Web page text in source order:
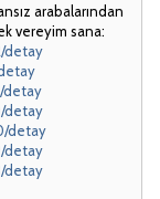
arabalarından
vereyim sana:
detay
detay
detay
detay
detay
detay